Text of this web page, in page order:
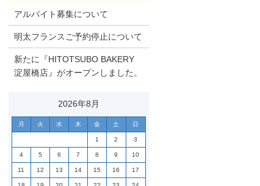
アルバイト募集について
明太フランスご予約停止について
新たに『HITOTSUBO BAKERY
淀屋橋店』がオープンしました。
2026年8月
月 火 水 木 金 土 日
1 2 3
4 5 6 7 8 9 10
11 12 13 14 15 16 17